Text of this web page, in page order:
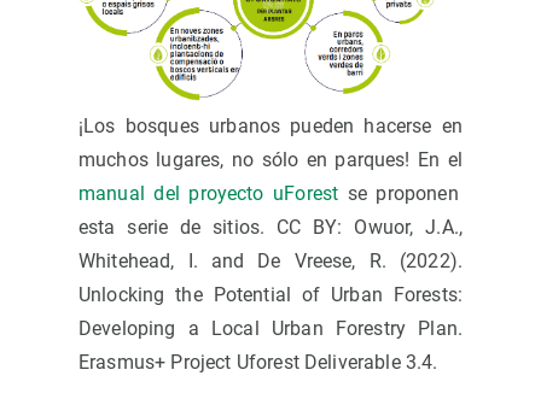
¡Los bosques urbanos pueden hacerse en
muchos lugares, no sólo en parques! En el
manual del proyecto uForest se proponen
esta serie de sitios. CC BY: Owuor, J.A.,
Whitehead, I. and De Vreese, R. (2022).
Unlocking the Potential of Urban Forests:
Developing a Local Urban Forestry Plan.
Erasmus+ Project Uforest Deliverable 3.4.